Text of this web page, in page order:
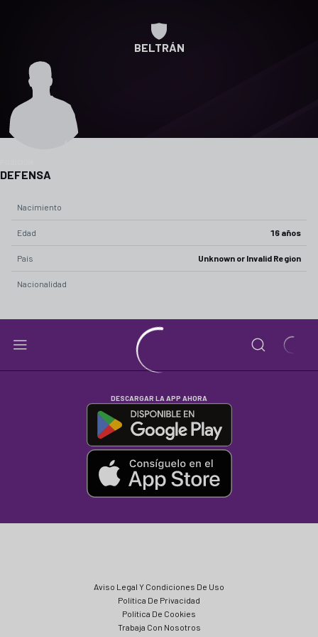
BELTRÁN
DEFENSA
Nacimiento
Edad 16 años
País Unknown or Invalid Region
Nacionalidad
DESCARGAR LA APP AHORA
Aviso Legal Y Condiciones De Uso
Política De Privacidad
Política De Cookies
Trabaja Con Nosotros